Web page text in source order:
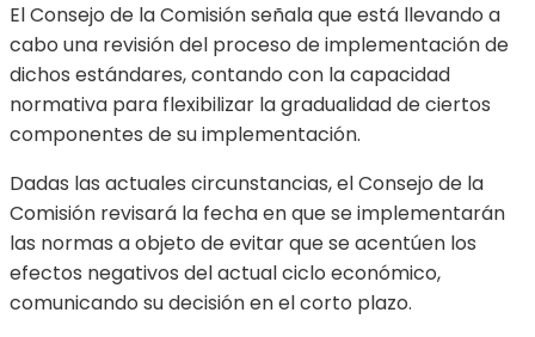
El Consejo de la Comisión señala que está llevando a
cabo una revisión del proceso de implementación de
dichos estándares, contando con la capacidad
normativa para flexibilizar la gradualidad de ciertos
componentes de su implementación.
Dadas las actuales circunstancias, el Consejo de la
Comisión revisará la fecha en que se implementarán
las normas a objeto de evitar que se acentúen los
efectos negativos del actual ciclo económico,
comunicando su decisión en el corto plazo.